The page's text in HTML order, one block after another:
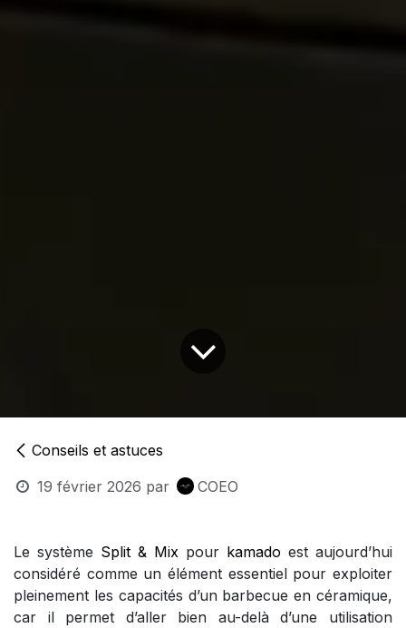
Conseils et astuces
19 février 2026 par COEO
Le système Split & Mix pour kamado est aujourd’hui
considéré comme un élément essentiel pour exploiter
pleinement les capacités d’un barbecue en céramique,
car il permet d’aller bien au-delà d’une utilisation